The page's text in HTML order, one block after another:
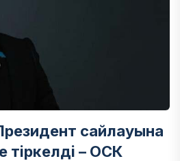
сайлауына
тіркелді – ОСК